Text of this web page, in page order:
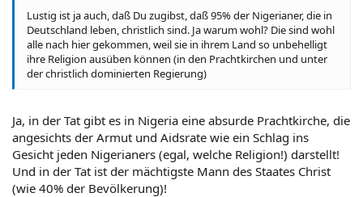
Lustig ist ja auch, daß Du zugibst, daß 95% der Nigerianer, die in
Deutschland leben, christlich sind. Ja warum wohl? Die sind wohl
alle nach hier gekommen, weil sie in ihrem Land so unbehelligt
ihre Religion ausüben können (in den Prachtkirchen und unter
der christlich dominierten Regierung)
Ja, in der Tat gibt es in Nigeria eine absurde Prachtkirche, die
angesichts der Armut und Aidsrate wie ein Schlag ins
Gesicht jeden Nigerianers (egal, welche Religion!) darstellt!
Und in der Tat ist der mächtigste Mann des Staates Christ
(wie 40% der Bevölkerung)!